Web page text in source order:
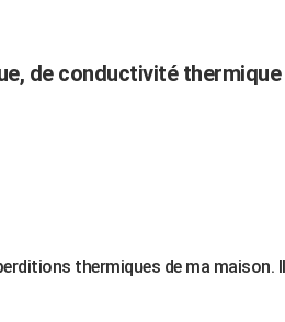
de conductivité
thermiques de ma maison.